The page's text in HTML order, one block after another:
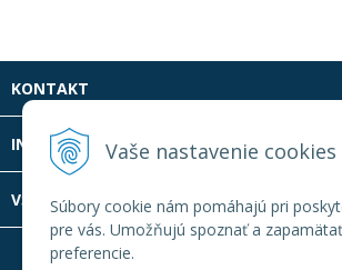
Vaše nastavenie cookies
Súbory cookie nám pomáhajú pri
pre vás. Umožňujú spoznať a
preferencie.
KONTAKT
INFOLINKA
VŠETKO O NÁKUPE